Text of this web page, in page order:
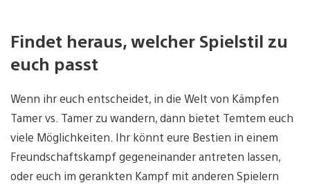
Findet heraus, welcher Spielstil zu
euch passt
Wenn ihr euch entscheidet, in die Welt von Kämpfen
Tamer vs. Tamer zu wandern, dann bietet Temtem euch
viele Möglichkeiten. Ihr könnt eure Bestien in einem
Freundschaftskampf gegeneinander antreten lassen,
oder euch im gerankten Kampf mit anderen Spielern